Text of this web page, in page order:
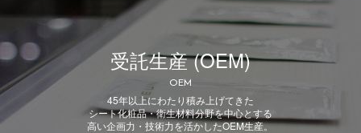
受託生産 (OEM)
OEM
45年以上にわたり積み上げてきた
シート化粧品・衛生材料分野を中心とする
高い企画力・技術力を活かしたOEM生産。